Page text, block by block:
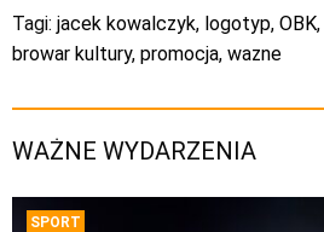
Tagi: jacek kowalczyk, logotyp, OBK,
browar kultury, promocja, wazne
WAŻNE WYDARZENIA
SPORT